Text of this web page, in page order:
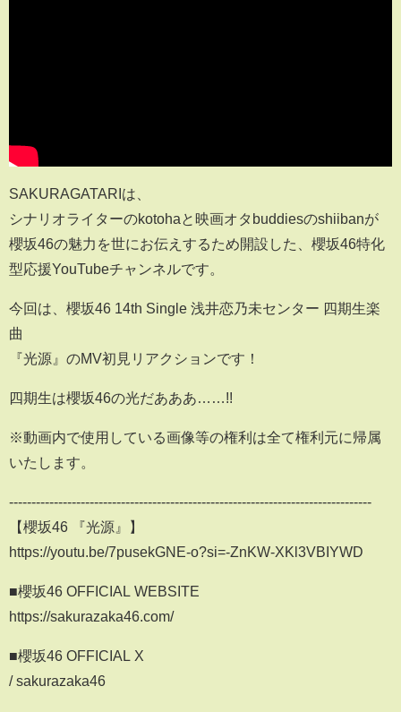
SAKURAGATARIは、
シナリオライターのkotohaと映画オタbuddiesのshiibanが
櫻坂46の魅力を世にお伝えするため開設した、櫻坂46特化
型応援YouTubeチャンネルです。
今回は、櫻坂46 14th Single 浅井恋乃未センター 四期生楽
曲
『光源』のMV初見リアクションです！
四期生は櫻坂46の光だあああ……!!
※動画内で使用している画像等の権利は全て権利元に帰属
いたします。
---------------------------------------------------------------------------------
【櫻坂46 『光源』】
https://youtu.be/7pusekGNE-o?si=-ZnKW-XKl3VBIYWD
■櫻坂46 OFFICIAL WEBSITE
https://sakurazaka46.com/
■櫻坂46 OFFICIAL X
/ sakurazaka46